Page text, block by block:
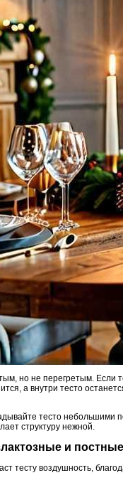
но не перегретым. Если
а внутри тесто
тесто небольшими
структуру нежной.
и
тесту воздушность,